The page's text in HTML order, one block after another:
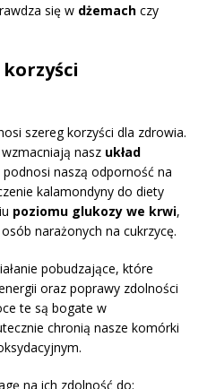
się w dżemach czy
szereg korzyści dla zdrowia.
nasz układ
naszą odporność na
kalamondyny do diety
poziomu glukozy we krwi,
narażonych na cukrzycę.
pobudzające, które
oraz poprawy zdolności
te są bogate w
chronią nasze komórki
na ich zdolność do: